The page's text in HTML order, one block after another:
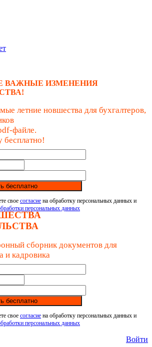
ВАЖНЫЕ ИЗМЕНЕНИЯ
летние новшества для бухгалтеров,
файле.
бесплатно!
бесплатно
свое согласие на обработку персональных данных и
персональных данных
сборник документов для
и кадровика
бесплатно
свое согласие на обработку персональных данных и
персональных данных
Войти